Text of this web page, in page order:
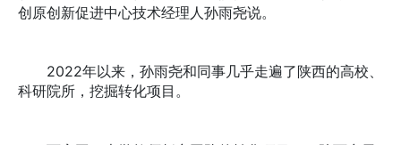
创原创新促进中心技术经理人孙雨尧说。
2022年以来，孙雨尧和同事几乎走遍了陕西的高校、
科研院所，挖掘转化项目。